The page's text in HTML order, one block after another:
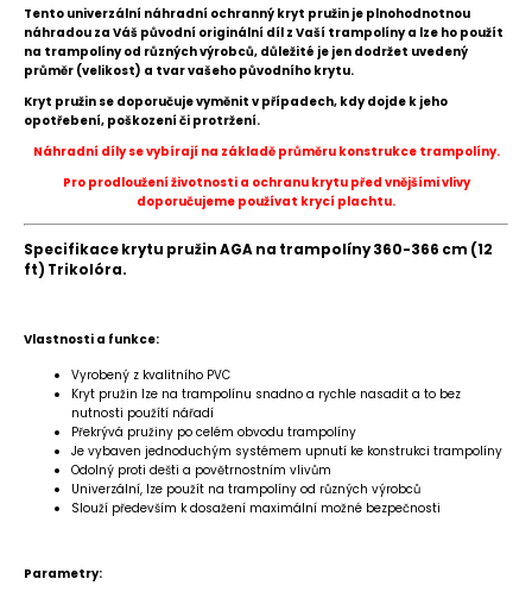
Tento univerzální náhradní ochranný kryt pružin je plnohodnotnou
náhradou za Váš původní originální díl z Vaší trampolíny a lze ho použít
na trampolíny od různých výrobců, důležité je jen dodržet uvedený
průměr (velikost) a tvar vašeho původního krytu.
Kryt pružin se doporučuje vyměnit v případech, kdy dojde k jeho
opotřebení, poškození či protržení.
Náhradní díly se vybírají na základě průměru konstrukce trampolíny.
Pro prodloužení životnosti a ochranu krytu před vnějšími vlivy
doporučujeme používat krycí plachtu.
Specifikace krytu pružin AGA na trampolíny 360-366 cm (12
ft) Trikolóra.
Vlastnosti a funkce:
Vyrobený z kvalitního PVC
Kryt pružin lze na trampolínu snadno a rychle nasadit a to bez
nutnosti použítí nářadí
Překrývá pružiny po celém obvodu trampolíny
Je vybaven jednoduchým systémem upnutí ke konstrukci trampolíny
Odolný proti dešti a povětrnostním vlivům
Univerzální, lze použít na trampolíny od různých výrobců
Slouží především k dosažení maximální možné bezpečnosti
Parametry: